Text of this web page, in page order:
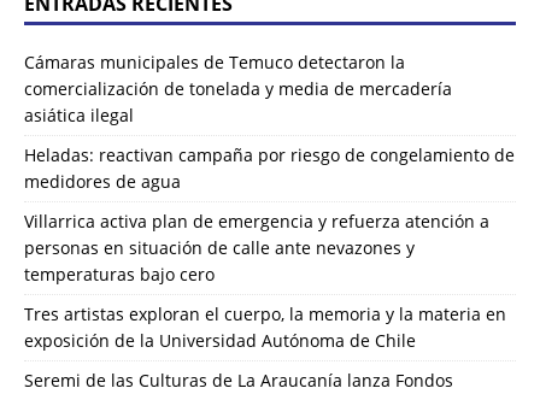
Cámaras municipales de Temuco detectaron la
comercialización de tonelada y media de mercadería
asiática ilegal
Heladas: reactivan campaña por riesgo de congelamiento de
medidores de agua
Villarrica activa plan de emergencia y refuerza atención a
personas en situación de calle ante nevazones y
temperaturas bajo cero
Tres artistas exploran el cuerpo, la memoria y la materia en
exposición de la Universidad Autónoma de Chile
Seremi de las Culturas de La Araucanía lanza Fondos